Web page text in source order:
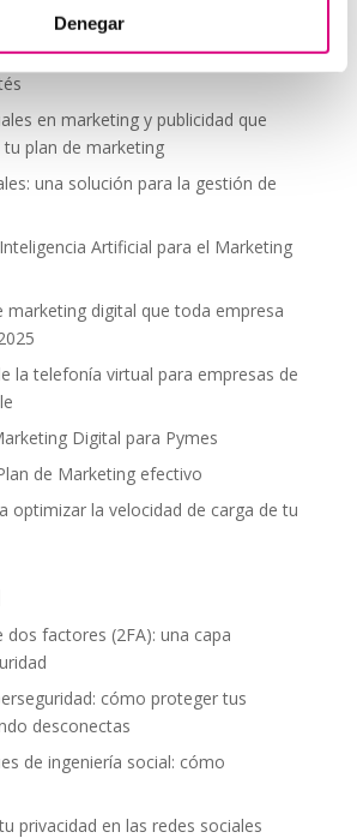
Denegar
el trabajo remoto: comunícate
en marketing y publicidad que
tu plan de marketing
una solución para la gestión de
Artificial para el Marketing
marketing digital que toda empresa
la telefonía virtual para empresas de
Digital para Pymes
de Marketing efectivo
optimizar la velocidad de carga de tu
dos factores (2FA): una capa
cómo proteger tus
desconectas
de ingeniería social: cómo
privacidad en las redes sociales